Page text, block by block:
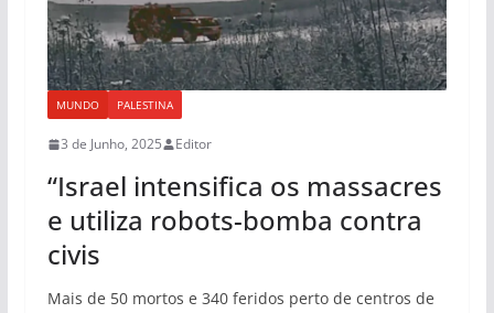
MUNDO PALESTINA
3 de Junho, 2025 Editor
“Israel intensifica os massacres
e utiliza robots-bomba contra
civis
Mais de 50 mortos e 340 feridos perto de centros de